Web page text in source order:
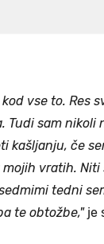
kod vse to. Res
Tudi sam nikoli
kašljanju, če
vratih. Niti
tedni
te obtožbe,"je